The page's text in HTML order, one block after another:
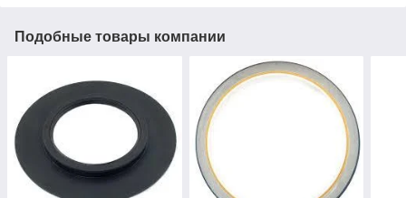
Подобные товары компании